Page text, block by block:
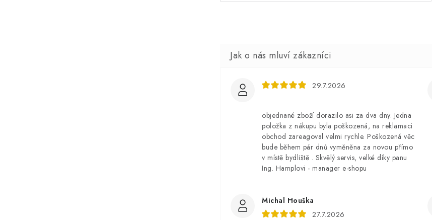
29.7.2026
objednané zboží dorazilo asi za dva dny. Jedna
položka z nákupu byla poškozená, na reklamaci
obchod zareagoval velmi rychle. Poškozená věc
bude během pár dnů vyměněna za novou přímo
v místě bydliště . Skvělý servis, velké díky panu
Ing. Hamplovi - manager e-shopu
Michal Houška
27.7.2026